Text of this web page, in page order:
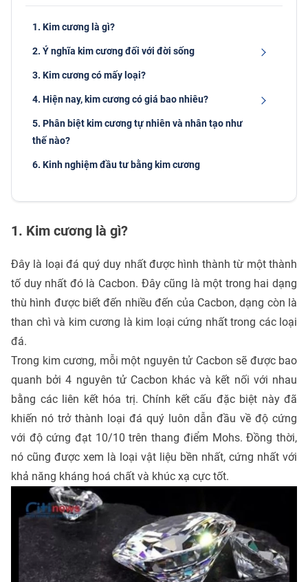
1. Kim cương là gì?
2. Ý nghĩa kim cương đối với đời sống
3. Kim cương có mấy loại?
4. Hiện nay, kim cương có giá bao nhiêu?
5. Phân biệt kim cương tự nhiên và nhân tạo như
thế nào?
6. Kinh nghiệm đầu tư bằng kim cương
1. Kim cương là gì?
Đây là loại đá quý duy nhất được hình thành từ một thành
tố duy nhất đó là Cacbon. Đây cũng là một trong hai dạng
thù hình được biết đến nhiều đến của Cacbon, dạng còn là
than chì và kim cương là kim loại cứng nhất trong các loại
đá.
Trong kim cương, mỗi một nguyên tử Cacbon sẽ được bao
quanh bởi 4 nguyên tử Cacbon khác và kết nối với nhau
bằng các liên kết hóa trị. Chính kết cấu đặc biệt này đã
khiến nó trở thành loại đá quý luôn dẫn đầu về độ cứng
với độ cứng đạt 10/10 trên thang điểm Mohs. Đồng thời,
nó cũng được xem là loại vật liệu bền nhất, cứng nhất với
khả năng kháng hoá chất và khúc xạ cực tốt.